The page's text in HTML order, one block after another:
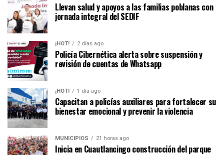
Llevan salud y apoyos a las familias poblanas con
jornada integral del SEDIF
¡HOT! 2 días ago
Policía Cibernética alerta sobre suspensión y
revisión de cuentas de Whatsapp
¡HOT! 1 día ago
Capacitan a policías auxiliares para fortalecer su
bienestar emocional y prevenir la violencia
MUNICIPIOS 21 horas ago
Inicia en Cuautlancingo construcción del parque